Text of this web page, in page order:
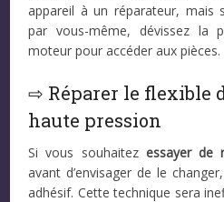
appareil à un réparateur, mais
par vous-même, dévissez la
moteur pour accéder aux pièces.
⇨ Réparer le flexible
haute pression
Si vous souhaitez essayer de
avant d’envisager de le
adhésif. Cette technique sera